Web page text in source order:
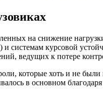
на снижение
системам курсовой
ведущих к потере
которые хоть и не
в основном